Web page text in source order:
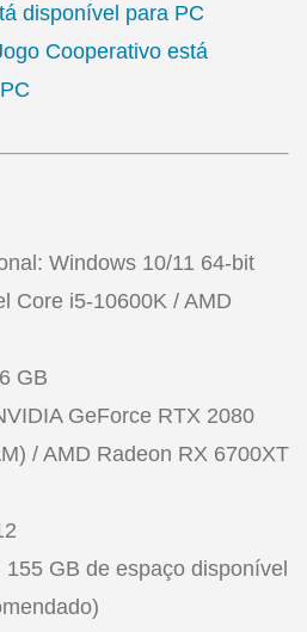
disponível para PC
Cooperativo está
Windows 10/11 64-bit
Core i5-10600K / AMD
GB
GeForce RTX 2080
/ AMD Radeon RX 6700XT
GB de espaço disponível